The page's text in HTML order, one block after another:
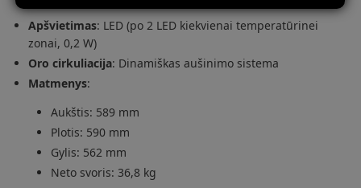
Apšvietimas: LED (po 2 LED kiekvienai temperatūrinei
zonai, 0,2 W)
Oro cirkuliacija: Dinamiškas aušinimo sistema
Matmenys:
Aukštis: 589 mm
Plotis: 590 mm
Gylis: 562 mm
Neto svoris: 36,8 kg